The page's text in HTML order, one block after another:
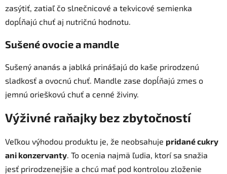
zasýtiť, zatiaľ čo slnečnicové a tekvicové semienka
dopĺňajú chuť aj nutričnú hodnotu.
Sušené ovocie a mandle
Sušený ananás a jablká prinášajú do kaše prirodzenú
sladkosť a ovocnú chuť. Mandle zase dopĺňajú zmes o
jemnú orieškovú chuť a cenné živiny.
Výživné raňajky bez zbytočností
Veľkou výhodou produktu je, že neobsahuje pridané cukry
ani konzervanty. To ocenia najmä ľudia, ktorí sa snažia
jesť prirodzenejšie a chcú mať pod kontrolou zloženie